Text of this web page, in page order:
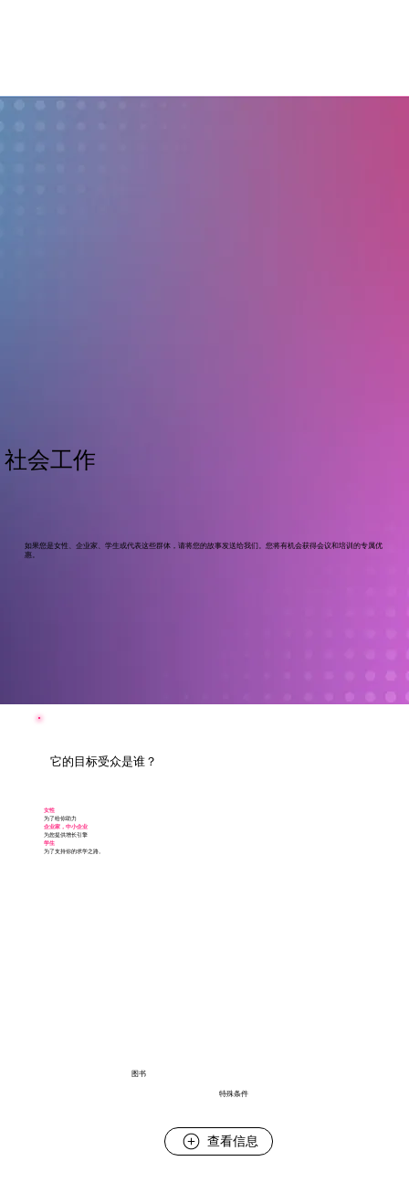
如果您是女性、企业家、学生或代表这些群体，请将您的故事发送给我们。您将有机会获得会议和培训的专属优
惠。
社会工作
它的目标受众是谁？
女性
为了给你助力
企业家，中小企业
为您提供增长引擎
学生
为了支持你的求学之路。
图书
特殊条件
查看信息